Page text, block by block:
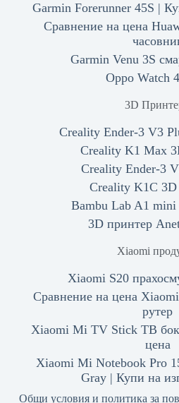
Garmin Forerunner 45S |
Сравнение на цена
Garmin Venu 3S
Oppo Watch
3D
Creality Ender-3 V3
Creality K1 Max
Creality Ender-3
Creality K1C 3D
Bambu Lab A1
3D принтер
Xiaomi
Xiaomi S20
Сравнение на цена
рутер
Xiaomi Mi TV Stick ТВ
цена
Xiaomi Mi Notebook Pro
Gray | Купи на
Общи условия и политика за